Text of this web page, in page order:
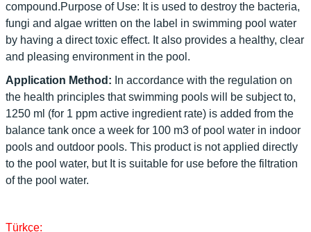
compound.Purpose of Use: It is used to destroy the bacteria,
fungi and algae written on the label in swimming pool water
by having a direct toxic effect. It also provides a healthy, clear
and pleasing environment in the pool.
Application Method: In accordance with the regulation on
the health principles that swimming pools will be subject to,
1250 ml (for 1 ppm active ingredient rate) is added from the
balance tank once a week for 100 m3 of pool water in indoor
pools and outdoor pools. This product is not applied directly
to the pool water, but It is suitable for use before the filtration
of the pool water.
Türkçe: